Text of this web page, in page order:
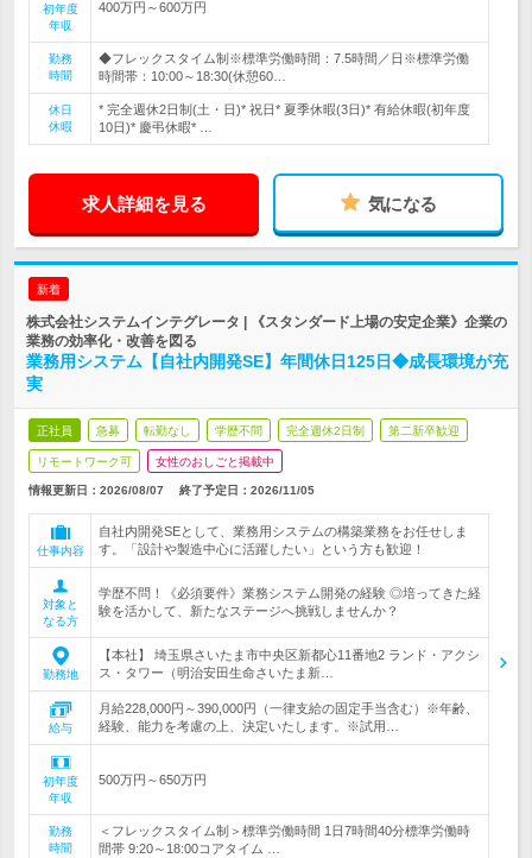
初年度
年収
400万円～600万円
勤務
時間
◆フレックスタイム制※標準労働時間：7.5時間／日※標準労働
時間帯：10:00～18:30(休憩60…
休日
休暇
* 完全週休2日制(土・日)* 祝日* 夏季休暇(3日)* 有給休暇(初年度
10日)* 慶弔休暇* …
求人詳細を見る 気になる
新着
株式会社システムインテグレータ | 《スタンダード上場の安定企業》企業の
業務の効率化・改善を図る
業務用システム【自社内開発SE】年間休日125日◆成長環境が充
実
正社員 急募 転勤なし 学歴不問 完全週休2日制 第二新卒歓迎
リモートワーク可 女性のおしごと掲載中
情報更新日：2026/08/07 終了予定日： 2026/11/05
仕事内容
自社内開発SEとして、業務用システムの構築業務をお任せしま
す。「設計や製造中心に活躍したい」という方も歓迎！
対象と
なる方
学歴不問！《必須要件》業務システム開発の経験 ◎培ってきた経
験を活かして、新たなステージへ挑戦しませんか？
勤務地
【本社】 埼玉県さいたま市中央区新都心11番地2 ランド・アクシ
ス・タワー（明治安田生命さいたま新…
給与
月給228,000円～390,000円（一律支給の固定手当含む）※年齢、
経験、能力を考慮の上、決定いたします。※試用…
初年度
年収
500万円～650万円
勤務
時間
＜フレックスタイム制＞標準労働時間 1日7時間40分標準労働時
間帯 9:20～18:00コアタイム …